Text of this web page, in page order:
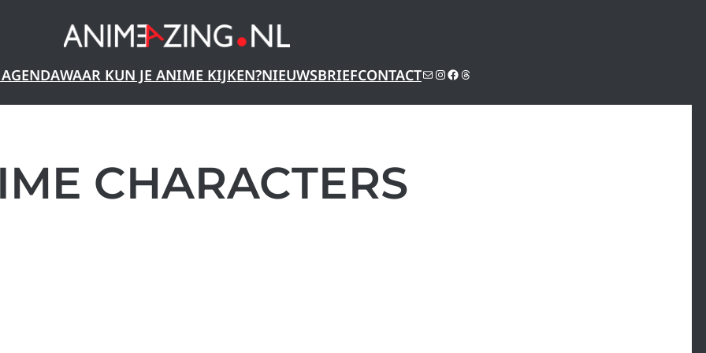
WAAR KUN JE ANIME KIJKEN?NIEUWSBRIEFCONTACTSUBSTACK
INSTAGRAM
FACEBOOK
THREADS
CHARACTERS